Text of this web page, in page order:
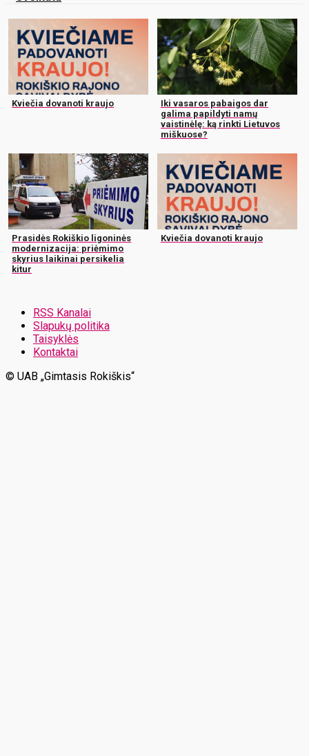
Kviečia dovanoti kraujo
Iki vasaros pabaigos dar
galima papildyti namų
vaistinėlę: ką rinkti Lietuvos
miškuose?
Prasidės Rokiškio ligoninės
modernizacija: priėmimo
skyrius laikinai persikelia
kitur
Kviečia dovanoti kraujo
RSS Kanalai
Slapukų politika
Taisyklės
Kontaktai
© UAB „Gimtasis Rokiškis“